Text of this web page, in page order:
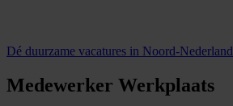
Dé duurzame vacatures in Noord-Nederland
Medewerker Werkplaats